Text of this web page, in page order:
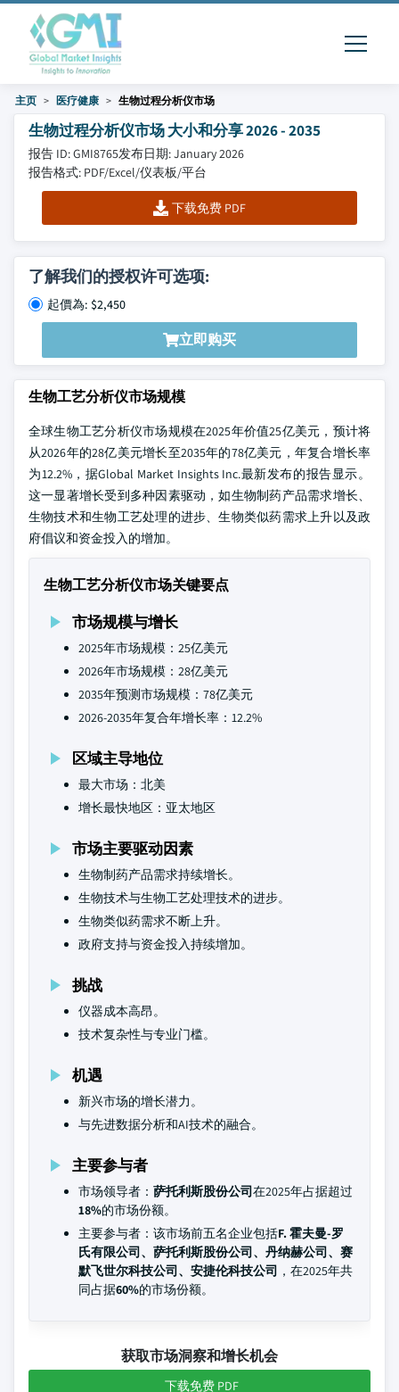
主页 医疗健康 生物过程分析仪市场
生物过程分析仪市场 大小和分享 2026 - 2035
报告 ID: GMI8765发布日期: January 2026
报告格式: PDF/Excel/仪表板/平台
下载免费 PDF
了解我们的授权许可选项:
起價為: $2,450
立即购买
生物工艺分析仪市场规模
全球生物工艺分析仪市场规模在2025年价值25亿美元，预计将
从2026年的28亿美元增长至2035年的78亿美元，年复合增长率
为12.2%，据Global Market Insights Inc.最新发布的报告显示。
这一显著增长受到多种因素驱动，如生物制药产品需求增长、
生物技术和生物工艺处理的进步、生物类似药需求上升以及政
府倡议和资金投入的增加。
生物工艺分析仪市场关键要点
市场规模与增长
2025年市场规模：25亿美元
2026年市场规模：28亿美元
2035年预测市场规模：78亿美元
2026-2035年复合年增长率：12.2%
区域主导地位
最大市场：北美
增长最快地区：亚太地区
市场主要驱动因素
生物制药产品需求持续增长。
生物技术与生物工艺处理技术的进步。
生物类似药需求不断上升。
政府支持与资金投入持续增加。
挑战
仪器成本高昂。
技术复杂性与专业门槛。
机遇
新兴市场的增长潜力。
与先进数据分析和AI技术的融合。
主要参与者
市场领导者： 萨托利斯股份公司在2025年占据超过
18%的市场份额。
主要参与者：该市场前五名企业包括F. 霍夫曼-罗
氏有限公司、萨托利斯股份公司、丹纳赫公司、赛
默飞世尔科技公司、安捷伦科技公司 ，在2025年共
同占据60%的市场份额。
获取市场洞察和增长机会
下载免费 PDF